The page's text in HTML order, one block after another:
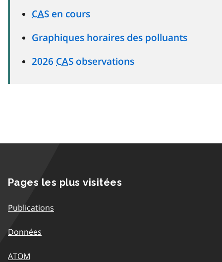
CAS en cours
Graphiques horaires des polluants
2026 CAS observations
Pages les plus visitées
Publications
Données
ATOM